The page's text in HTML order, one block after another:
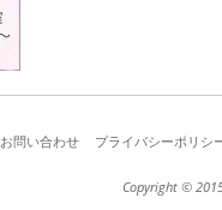
お問い合わせ プライバシーポリシ
Copyright ©